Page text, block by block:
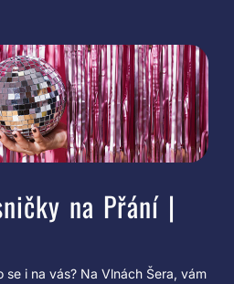
na Přání |
se i na vás? Na Vlnách Šera, vám